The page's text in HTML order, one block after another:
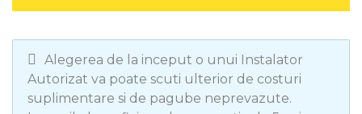
Alegerea de la inceput o unui Instalator
Autorizat va poate scuti ulterior de costuri
suplimentare si de pagube neprevazute.